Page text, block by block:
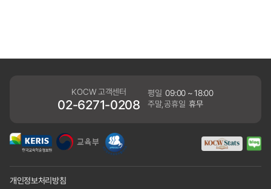
KOCW 고객센터
02-6271-0208
평일 09:00 ~ 18:00
주말,공휴일 휴무
개인정보처리방침